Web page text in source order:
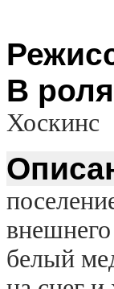
В
Хоскинс
белый